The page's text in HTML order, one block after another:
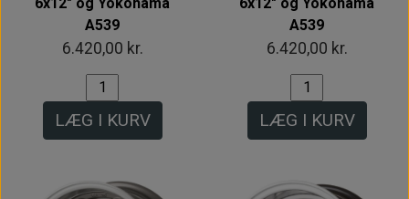
A539
6.420,00 kr.
LÆG I KURV
A539
6.420,00 kr.
LÆG I KURV